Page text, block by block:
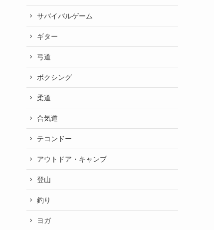
サバイバルゲーム
ギター
弓道
ボクシング
柔道
合気道
テコンドー
アウトドア・キャンプ
登山
釣り
ヨガ